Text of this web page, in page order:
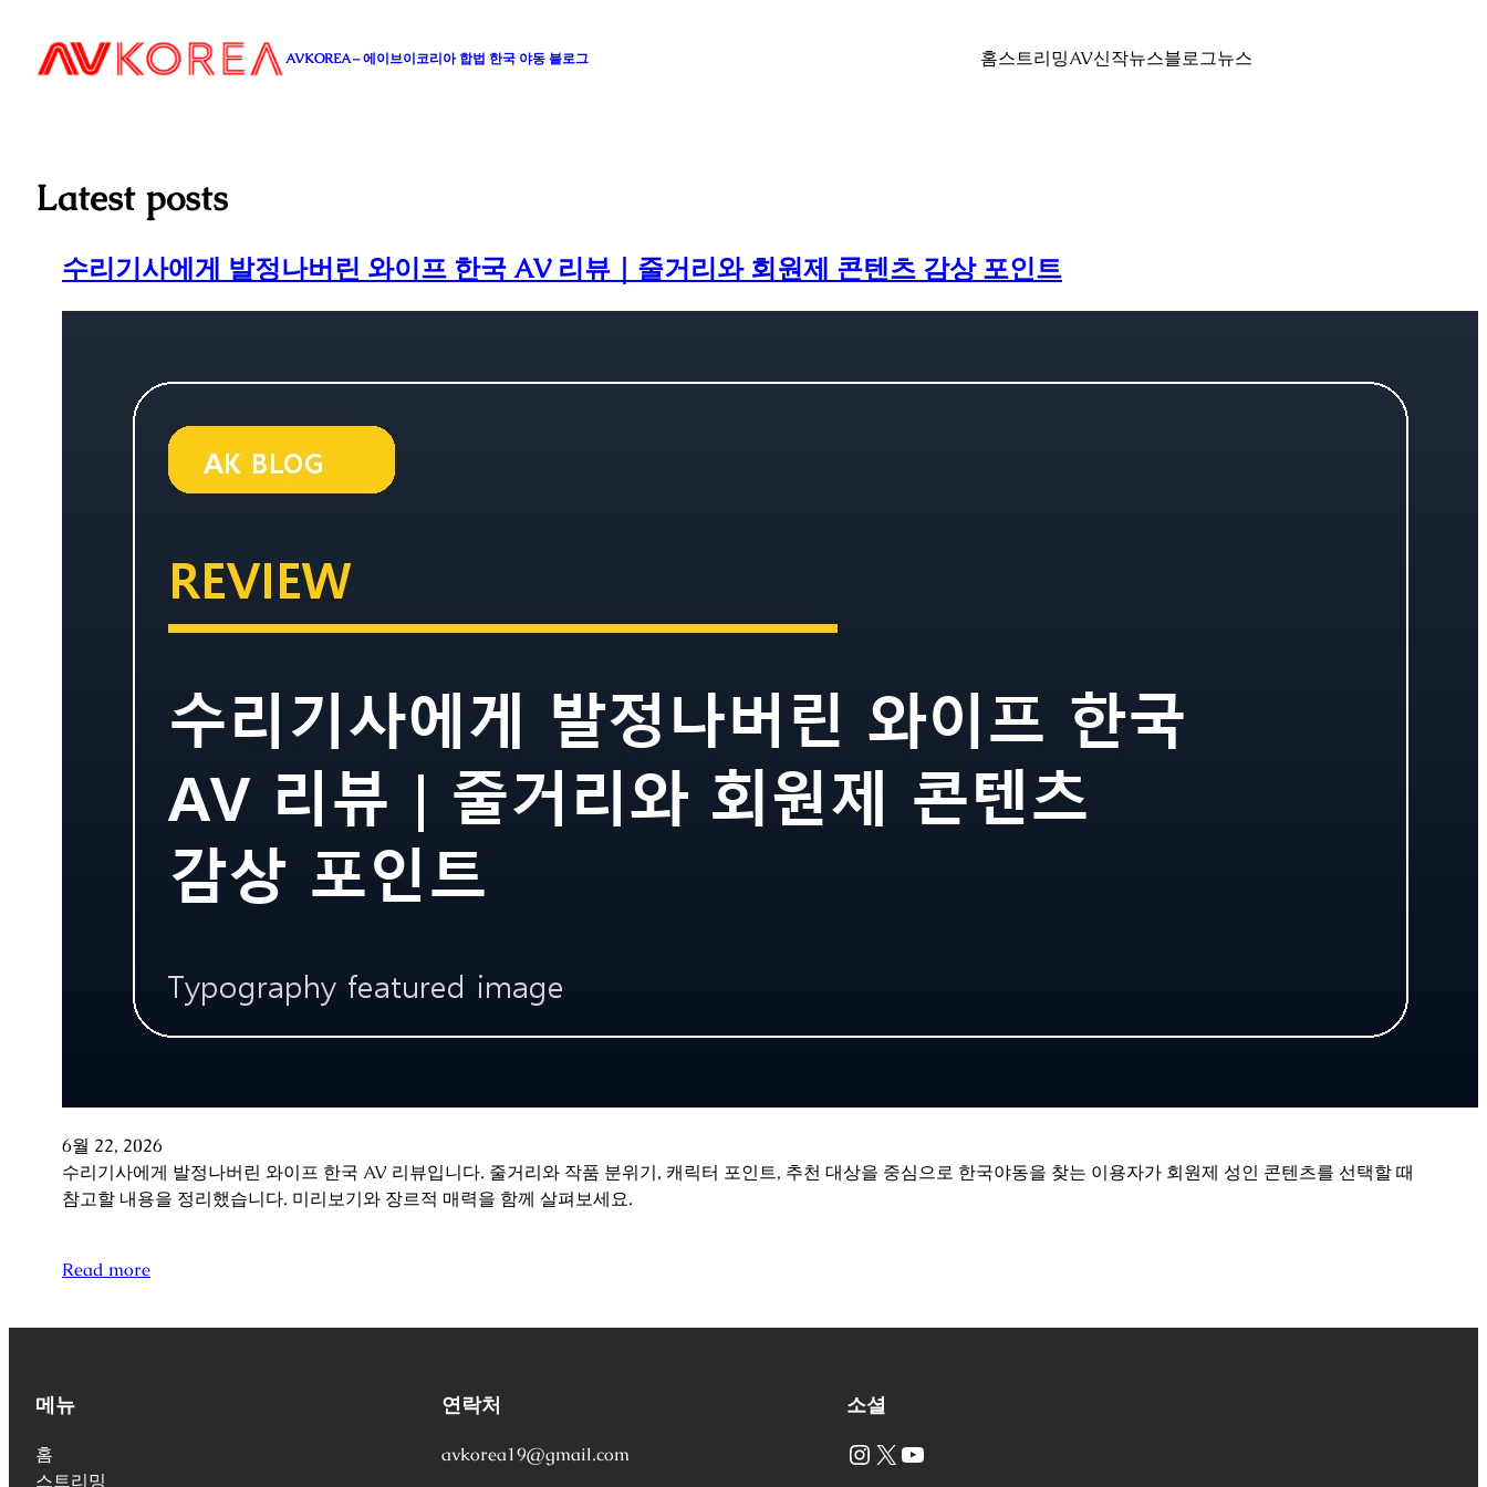
AVKOREA – 에이브이코리아 합법 한국 야동 블로그 홈스트리밍AV신작뉴스블로그뉴스
Latest posts
수리기사에게 발정나버린 와이프 한국 AV 리뷰｜줄거리와 회원제 콘텐츠 감상 포인트
6월 22, 2026
수리기사에게 발정나버린 와이프 한국 AV 리뷰입니다. 줄거리와 작품 분위기, 캐릭터 포인트, 추천 대상을 중심으로 한국야동을 찾는 이용자가 회원제 성인 콘텐츠를 선택할 때
참고할 내용을 정리했습니다. 미리보기와 장르적 매력을 함께 살펴보세요.
Read more
메뉴
홈
스트리밍
연락처
avkorea19@gmail.com
소셜
Instagram X YouTube